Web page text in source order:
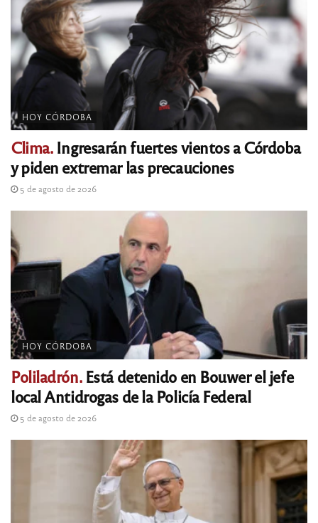
HOY CÓRDOBA
Clima.Ingresarán fuertes vientos a Córdoba
y piden extremar las precauciones
5 de agosto de 2026
HOY CÓRDOBA
Poliladrón.Está detenido en Bouwer el jefe
local Antidrogas de la Policía Federal
5 de agosto de 2026